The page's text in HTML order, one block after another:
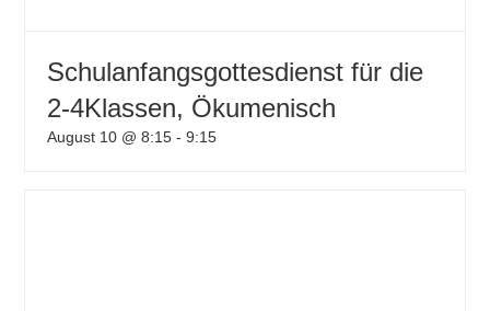
Schulanfangsgottesdienst für die
2-4Klassen, Ökumenisch
August 10 @ 8:15 -9:15